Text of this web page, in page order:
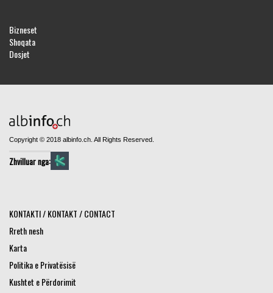
Bizneset
Shoqata
Dosjet
Copyright © 2018 albinfo.ch. All Rights Reserved.
Zhvilluar nga:
KONTAKTI / KONTAKT / CONTACT
Rreth nesh
Karta
Politika e Privatësisë
Kushtet e Përdorimit